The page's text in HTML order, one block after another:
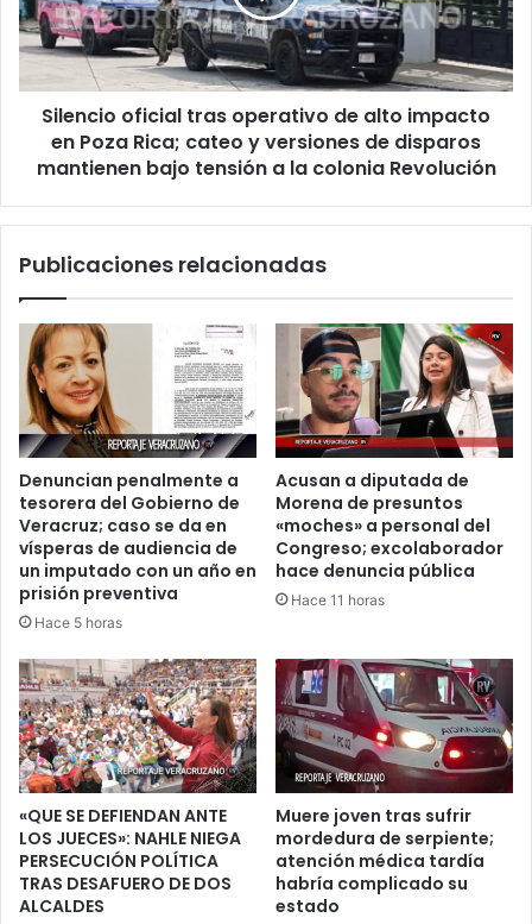
alto
impacto
en
Poza
Rica;
cateo
de
mantienen
la
colonia
Revolución
Silencio oficial tras operativo de alto impacto
en Poza Rica; cateo y versiones de disparos
mantienen bajo tensión a la colonia Revolución
Publicaciones relacionadas
Denuncian penalmente a
tesorera del Gobierno de
Veracruz; caso se da en
vísperas de audiencia de
un imputado con un año en
prisión preventiva
Hace 5 horas
Acusan a diputada de
Morena de presuntos
«moches» a personal del
Congreso; excolaborador
hace denuncia pública
Hace 11 horas
«QUE SE DEFIENDAN ANTE
LOS JUECES»: NAHLE NIEGA
PERSECUCIÓN POLÍTICA
TRAS DESAFUERO DE DOS
ALCALDES
Muere joven tras sufrir
mordedura de serpiente;
atención médica tardía
habría complicado su
estado